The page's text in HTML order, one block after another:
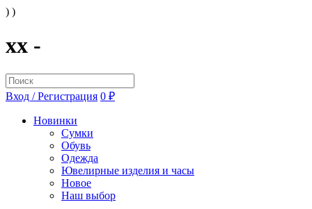
) )
xx -
Вход / Регистрация 0 ₽
Новинки
Сумки
Обувь
Одежда
Ювелирные изделия и часы
Новое
Наш выбор